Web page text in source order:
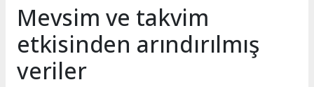
Mevsim ve takvim
etkisinden arındırılmış
veriler